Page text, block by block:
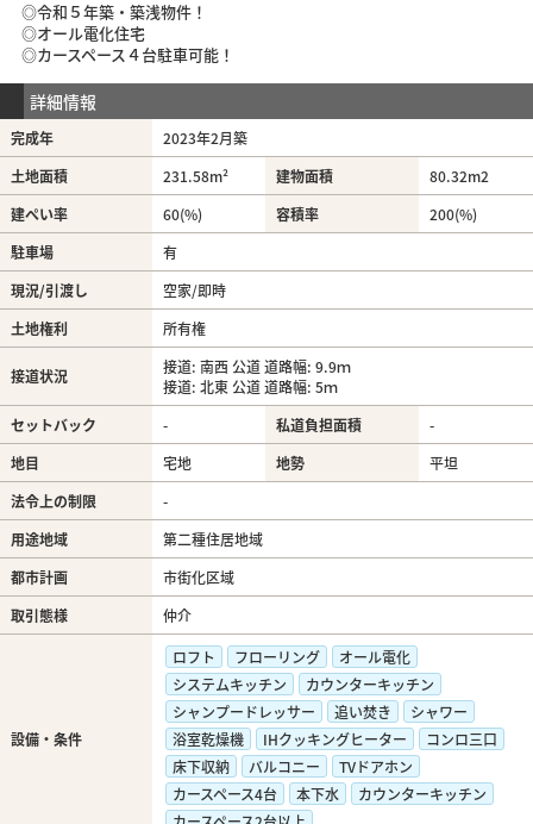
◎令和５年築・築浅物件！
◎オール電化住宅
◎カースペース４台駐車可能！
詳細情報
完成年
2023年2月築
土地面積
231.58m² 建物面積 80.32m2
建ぺい率
60(%) 容積率
200(%)
駐車場
有
現況/引渡し
空家/即時
土地権利
所有権
接道状況
接道: 南西 公道 道路幅: 9.9ｍ
接道: 北東 公道 道路幅: 5ｍ
セットバック
- 私道負担面積
-
地目
宅地 地勢
平坦
法令上の制限
-
用途地域
第二種住居地域
都市計画
市街化区域
取引態様
仲介
設備・条件
ロフト フローリング
オール電化
システムキッチン
カウンターキッチン
シャンプードレッサー
追い焚き
シャワー
浴室乾燥機
IHクッキングヒーター
コンロ三口
床下収納
バルコニー
TVドアホン
カースペース4台
本下水
カウンターキッチン